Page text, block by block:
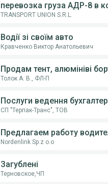
TRANSPORT UNION S.R.L.
Водії зі своїм авто
Кравченко Виктор Анатольевич
Толок А. В., ФЛ-П
СП "Терпак-Транс", ТОВ
Nordenlink Sp.z o.o
Загублені
Терновское,ЧП